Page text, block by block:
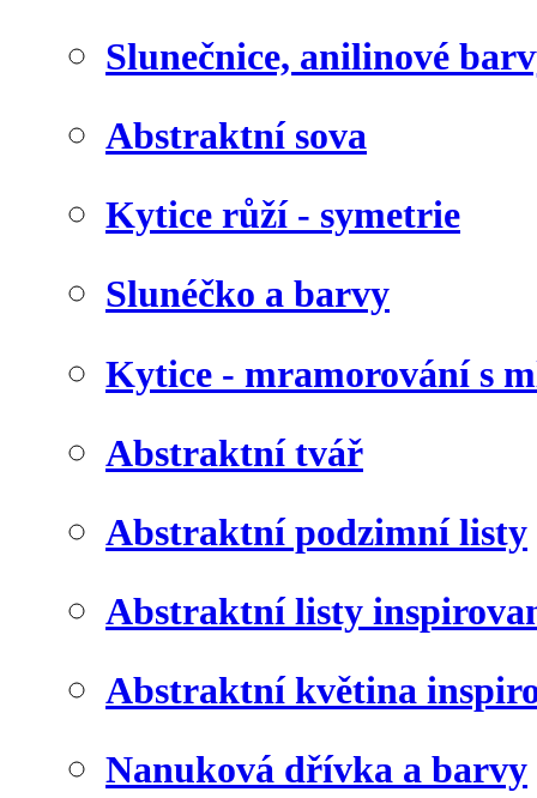
Slunečnice, anilinové
Abstraktní sova
Kytice růží - symetrie
Slunéčko a barvy
Kytice - mramorování s
Abstraktní tvář
Abstraktní podzimní listy
Abstraktní listy
Abstraktní květina
Nanuková dřívka a barvy